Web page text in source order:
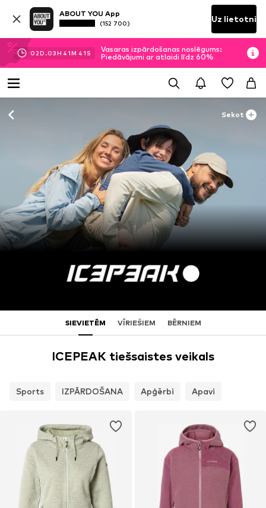
ABOUT YOU App
(152 700) Uz lietotni
02D.03H 41M 40 S
Vasaras izpārdošanas noslēgums:
Piedāvājumi ar atlaidi līdz 60%
Sekot
SIEVIETĒM VĪRIEŠIEM BĒRNIEM
ICEPEAK tiešsaistes veikals
Sports IZPĀRDOŠANA Apģērbi Apavi